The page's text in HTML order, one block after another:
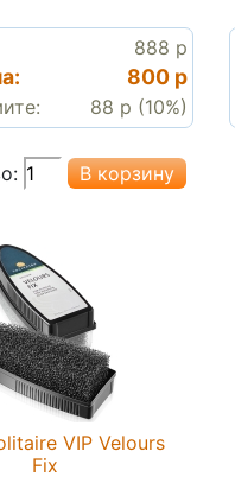
888 р
800 р
88 р (10%)
VIP Velours
Fix